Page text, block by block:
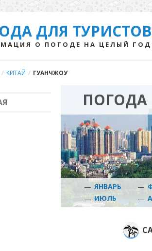
ДЛЯ ТУРИСТОВ
О ПОГОДЕ НА ЦЕЛЫЙ ГОД
/ КИТАЙ / ГУАНЧЖОУ
ПОГОДА
— ЯНВАРЬ —
— ИЮЛЬ —